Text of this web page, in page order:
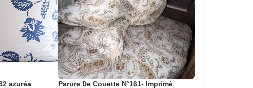
azuréa
Parure De Couette N°161- Imprimé